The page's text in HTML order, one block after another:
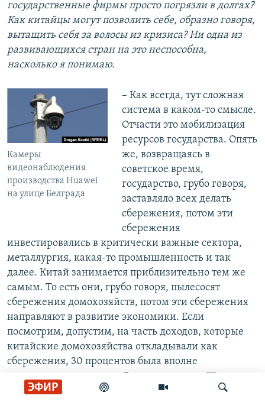
ЭФИР
государственные фирмы просто погрязли в долгах?
Как китайцы могут позволить себе, образно говоря,
вытащить себя за волосы из кризиса? Ни одна из
развивающихся стран на это неспособна,
насколько я понимаю.
Камеры
видеонаблюдения
производства Huawei
на улице Белграда
– Как всегда, тут сложная
система в каком-то смысле.
Отчасти это мобилизация
ресурсов государства. Опять
же, возвращаясь в
советское время,
государство, грубо говоря,
заставляло всех делать
сбережения, потом эти
сбережения
инвестировались в критически важные сектора,
металлургия, какая-то промышленность и так
далее. Китай занимается приблизительно тем же
самым. То есть они, грубо говоря, пылесосят
сбережения домохозяйств, потом эти сбережения
направляют в развитие экономики. Если
посмотрим, допустим, на часть доходов, которые
китайские домохозяйства откладывали как
сбережения, 30 процентов была вполне
стандартная величина. Для сравнения: в Штатах
это может быть 10 процентов в лучшем случае. За